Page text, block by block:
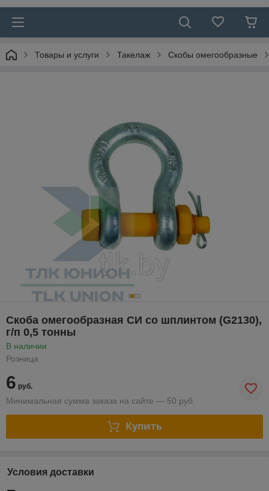
Товары и услуги Такелаж Скобы омегообразные
Скоба омегообразная СИ со шплинтом (G2130),
г/п 0,5 тонны
В наличии
Розница
6 руб.
Минимальная сумма заказа на сайте — 50 руб.
Купить
Условия доставки